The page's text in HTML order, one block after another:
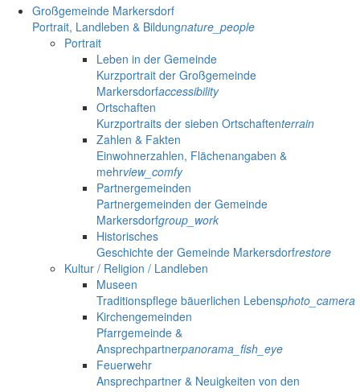
Großgemeinde Markersdorf
Portrait, Landleben & Bildungnature_people
Portrait
Leben in der Gemeinde
Kurzportrait der Großgemeinde
Markersdorfaccessibility
Ortschaften
Kurzportraits der sieben Ortschaftenterrain
Zahlen & Fakten
Einwohnerzahlen, Flächenangaben &
mehrview_comfy
Partnergemeinden
Partnergemeinden der Gemeinde
Markersdorfgroup_work
Historisches
Geschichte der Gemeinde Markersdorfrestore
Kultur / Religion / Landleben
Museen
Traditionspflege bäuerlichen Lebensphoto_camera
Kirchengemeinden
Pfarrgemeinde &
Ansprechpartnerpanorama_fish_eye
Feuerwehr
Ansprechpartner & Neuigkeiten von den